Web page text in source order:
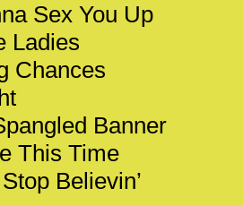
Sex You Up
Ladies
Chances
Banner
This Time
Believin’